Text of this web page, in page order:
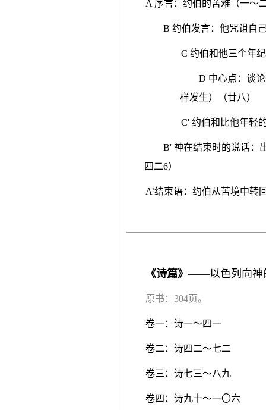
A 序言：约伯的苦难（一～
B 约伯发言：他咒诅自
C 约伯和他三个年
D 中心点：谈
样发生）（廿八）
C' 约伯和比他年轻
B' 神在结束时的说话：
四二6）
A’结束语：约伯从苦境中转
《诗篇》——以色列向神
原书：304页。
卷一：诗一～四一
卷二：诗四二～七二
卷三：诗七三～八九
卷四：诗九十～一〇六